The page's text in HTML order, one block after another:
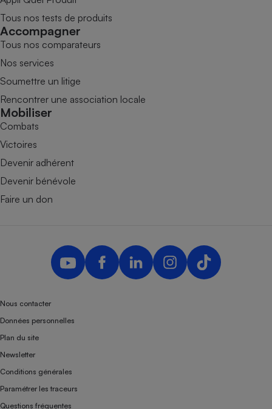
Tous nos tests de produits
Accompagner
Tous nos comparateurs
Nos services
Soumettre un litige
Rencontrer une association locale
Mobiliser
Combats
Victoires
Devenir adhérent
Devenir bénévole
Faire un don
Nous contacter
Données personnelles
Plan du site
Newsletter
Conditions générales
Paramétrer les traceurs
Questions fréquentes